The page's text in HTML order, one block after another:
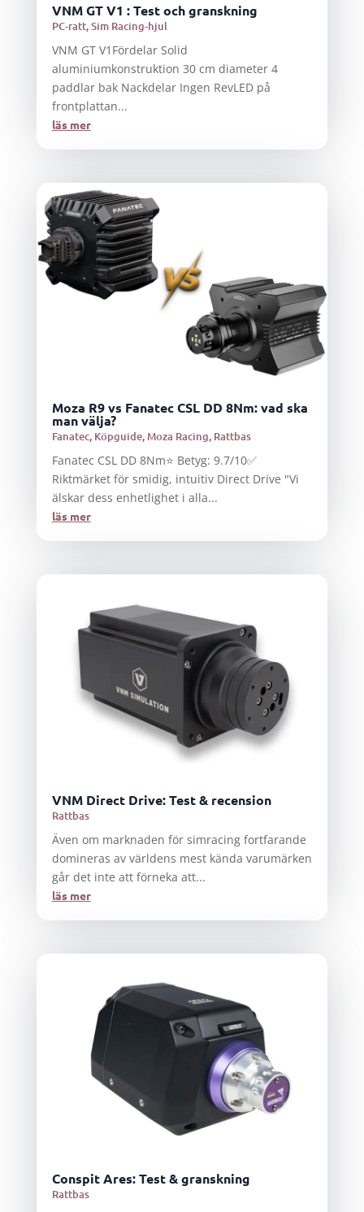
VNM GT V1 : Test och granskning
PC-ratt,Sim Racing-hjul
VNM GT V1Fördelar Solid
aluminiumkonstruktion 30 cm diameter 4
paddlar bak Nackdelar Ingen RevLED på
frontplattan...
läs mer
Moza R9 vs Fanatec CSL DD 8Nm: vad ska
man välja?
Fanatec, Köpguide,Moza Racing, Rattbas
Fanatec CSL DD 8Nm⭐ Betyg: 9.7/10✅
Riktmärket för smidig, intuitiv Direct Drive "Vi
älskar dess enhetlighet i alla...
läs mer
VNM Direct Drive: Test & recension
Rattbas
Även om marknaden för simracing fortfarande
domineras av världens mest kända varumärken
går det inte att förneka att...
läs mer
Conspit Ares: Test & granskning
Rattbas